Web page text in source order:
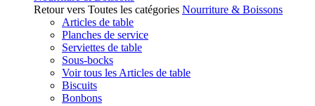
Retour vers Toutes les catégories Nourriture & Boissons
Articles de table
Planches de service
Serviettes de table
Sous-bocks
Voir tous les Articles de table
Biscuits
Bonbons